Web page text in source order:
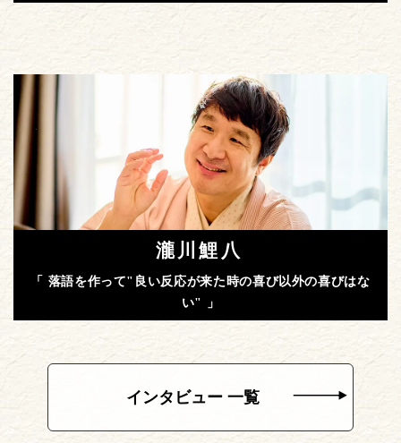
瀧川鯉八
「 落語を作って"良い反応が来た時の喜び以外の喜びはな
い" 」
インタビュー 一覧